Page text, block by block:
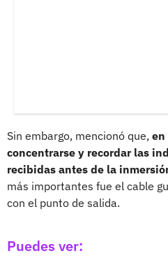
Sin embargo, mencionó que, en
concentrarse y recordar las
recibidas antes de la
más importantes fue el cable
con el punto de salida.
Puedes ver: